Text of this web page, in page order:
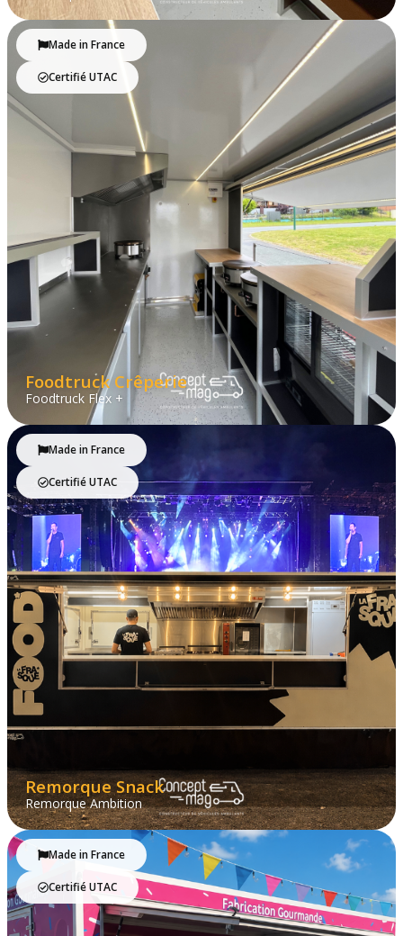
Made in France
Certifié UTAC
Foodtruck Crêperie
Foodtruck Flex +
Made in France
Certifié UTAC
Remorque Snack
Remorque Ambition
Made in France
Certifié UTAC